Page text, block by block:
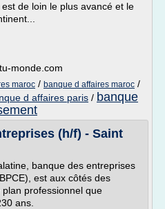
de loin le plus avancé et le
monde.com
maroc / banque d affaires maroc /
d affaires paris / banque
(h/f) - Saint
banque des entreprises
est aux côtés des
professionnel que
ans.